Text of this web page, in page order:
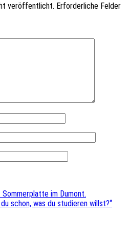
veröffentlicht. Erforderliche Felder
Sommerplatte im Dumont.
schon, was du studieren willst?“